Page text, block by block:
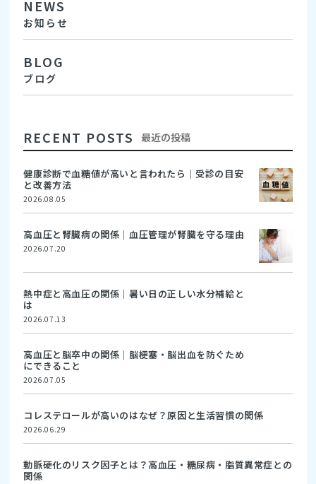
NEWS
お知らせ
BLOG
ブログ
RECENT POSTS 最近の投稿
健康診断で血糖値が高いと言われたら｜受診の目安
と改善方法
2026.08.05
高血圧と腎臓病の関係｜血圧管理が腎臓を守る理由
2026.07.20
熱中症と高血圧の関係｜暑い日の正しい水分補給と
は
2026.07.13
高血圧と脳卒中の関係｜脳梗塞・脳出血を防ぐため
にできること
2026.07.05
コレステロールが高いのはなぜ？原因と生活習慣の関係
2026.06.29
動脈硬化のリスク因子とは？高血圧・糖尿病・脂質異常症との
関係